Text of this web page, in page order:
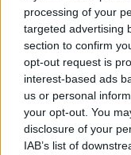
processing of your
targeted advertising
section to confirm
opt-out request is
interest-based ads
us or personal
your opt-out. You
disclosure of your
IAB’s list of